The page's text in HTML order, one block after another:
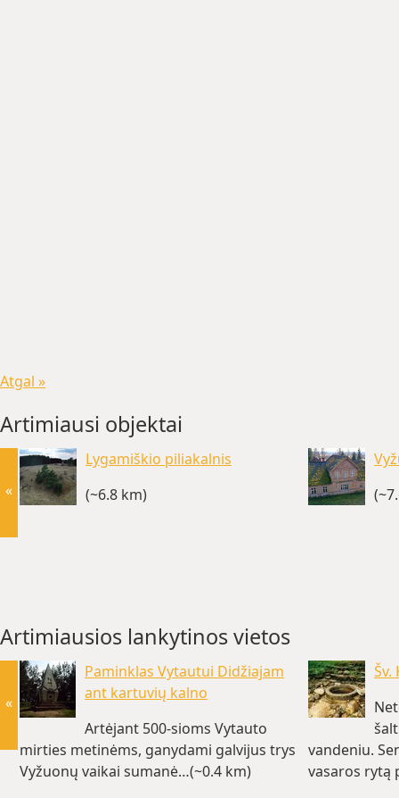
Atgal »
Artimiausi objektai
Lygamiškio piliakalnis
(~6.8 km)
«
Artimiausios lankytinos vietos
Paminklas Vytautui Didžiajam
ant kartuvių kalno
Artėjant 500-sioms Vytauto
mirties metinėms, ganydami galvijus trys
Vyžuonų vaikai sumanė…(~0.4 km)
Šv.
vandeniu.
vasaros rytą
«